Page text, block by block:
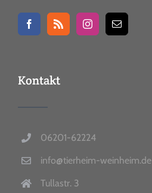
Kontakt
06201-62224
info@tierheim-weinheim.de
Tullastr. 3